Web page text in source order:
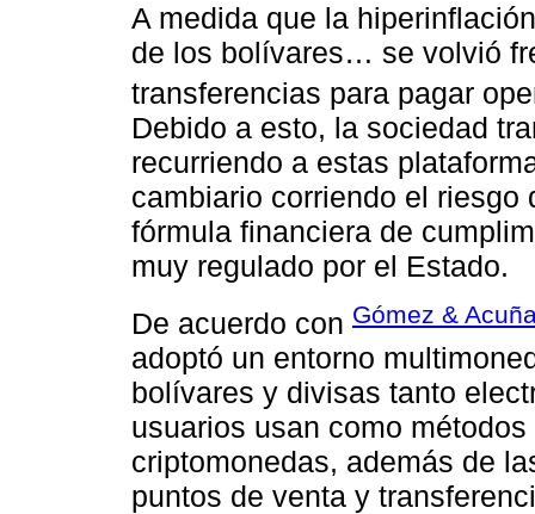
A medida que la
de los bolívares… se volvió
transferencias para pagar
Debido a esto, la sociedad
recurriendo a estas
cambiario corriendo el
fórmula financiera de
muy regulado por el Estado.
De acuerdo con Gómez &
adoptó un entorno
bolívares y divisas tanto
usuarios usan como
criptomonedas, además de
puntos de venta y